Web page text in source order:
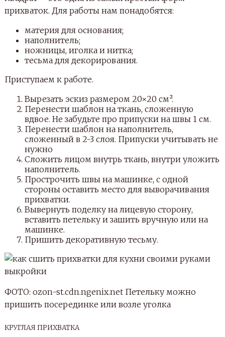
прихваток. Для работы нам понадобятся:
материя для основания;
наполнитель;
ножницы, иголка и нитка;
тесьма для декорирования.
Приступаем к работе.
Вырезать эскиз размером 20×20 см².
Перенести шаблон на ткань, сложенную
вдвое. Не забудьте про припуски на швы 1 см.
Перенести шаблон на наполнитель,
сложенный в 2-3 слоя. Припуски учитывать не
нужно
Сложить лицом внутрь ткань, внутри уложить
наполнитель.
Прострочить швы на машинке, с одной
стороны оставить место для выворачивания
прихватки.
Вывернуть поделку на лицевую сторону,
вставить петельку и зашить вручную или на
машинке.
Пришить декоративную тесьму.
ФОТО: ozon-st.cdn.ngenix.net Петельку можно
пришить посерединке или возле уголка
КРУГЛАЯ ПРИХВАТКА